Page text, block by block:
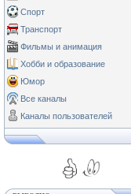
Спорт
Транспорт
Фильмы и анимация
Хобби и образование
Юмор
Все каналы
Каналы пользователей